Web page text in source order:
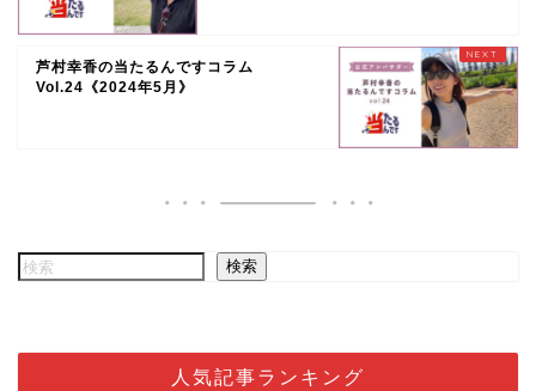
芦村幸香の当たるんですコラム
Vol.24《2024年5月》
検索
人気記事ランキング